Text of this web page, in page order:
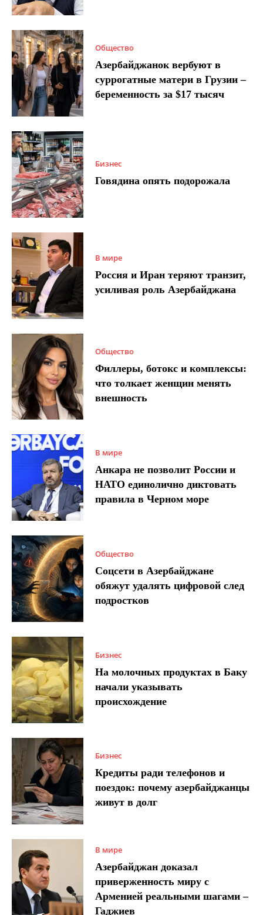
Общество
Азербайджанок вербуют в
суррогатные матери в Грузии –
беременность за $17 тысяч
Бизнес
Говядина опять подорожала
В мире
Россия и Иран теряют транзит,
усиливая роль Азербайджана
Общество
Филлеры, ботокс и комплексы:
что толкает женщин менять
внешность
В мире
Анкара не позволит России и
НАТО единолично диктовать
правила в Черном море
Общество
Соцсети в Азербайджане
обяжут удалять цифровой след
подростков
Бизнес
На молочных продуктах в Баку
начали указывать
происхождение
Бизнес
Кредиты ради телефонов и
поездок: почему азербайджанцы
живут в долг
В мире
Азербайджан доказал
приверженность миру с
Арменией реальными шагами –
Гаджиев